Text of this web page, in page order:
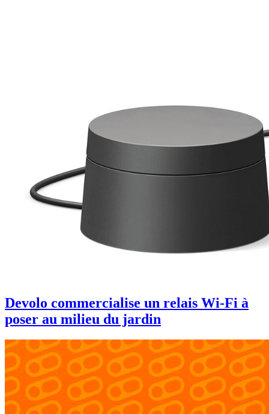
Devolo commercialise un relais Wi-Fi à
poser au milieu du jardin